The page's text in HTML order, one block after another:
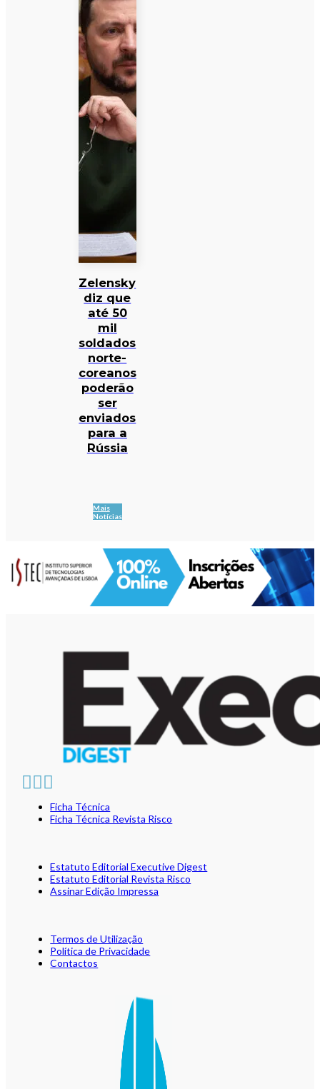
Zelensky
diz que
até 50
mil
soldados
norte-
coreanos
poderão
ser
enviados
para a
Rússia
Mais
Notícias
Ficha Técnica
Ficha Técnica Revista Risco
Estatuto Editorial Executive Digest
Estatuto Editorial Revista Risco
Assinar Edição Impressa
Termos de Utilização
Política de Privacidade
Contactos